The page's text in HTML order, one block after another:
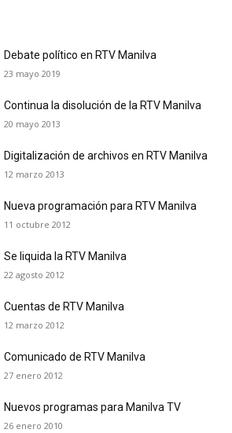
Debate político en RTV Manilva
23 mayo 2019
Continua la disolución de la RTV Manilva
20 mayo 2013
Digitalización de archivos en RTV Manilva
12 marzo 2013
Nueva programación para RTV Manilva
11 octubre 2012
Se liquida la RTV Manilva
22 agosto 2012
Cuentas de RTV Manilva
12 marzo 2012
Comunicado de RTV Manilva
27 enero 2012
Nuevos programas para Manilva TV
26 enero 2010